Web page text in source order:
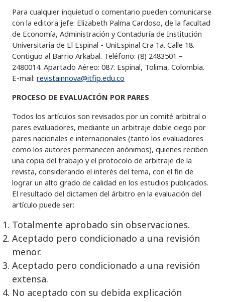
Para cualquier inquietud o comentario pueden comunicarse
con la editora jefe: Elizabeth Palma Cardoso, de la facultad
de Economía, Administración y Contaduría de Institución
Universitaria de El Espinal - UniEspinal Cra 1a. Calle 18.
Contiguo al Barrio Arkabal. Teléfono: (8) 2483501 –
2480014. Apartado Aéreo: 087. Espinal, Tolima, Colombia.
E-mail: revistainnova@itfip.edu.co
PROCESO DE EVALUACIÓN POR PARES
Todos los artículos son revisados por un comité arbitral o
pares evaluadores, mediante un arbitraje doble ciego por
pares nacionales e internacionales (tanto los evaluadores
como los autores permanecen anónimos), quienes reciben
una copia del trabajo y el protocolo de arbitraje de la
revista, considerando el interés del tema, con el fin de
lograr un alto grado de calidad en los estudios publicados.
El resultado del dictamen del árbitro en la evaluación del
artículo puede ser:
Totalmente aprobado sin observaciones.
Aceptado pero condicionado a una revisión
menor.
Aceptado pero condicionado a una revisión
extensa.
No aceptado con su debida explicación